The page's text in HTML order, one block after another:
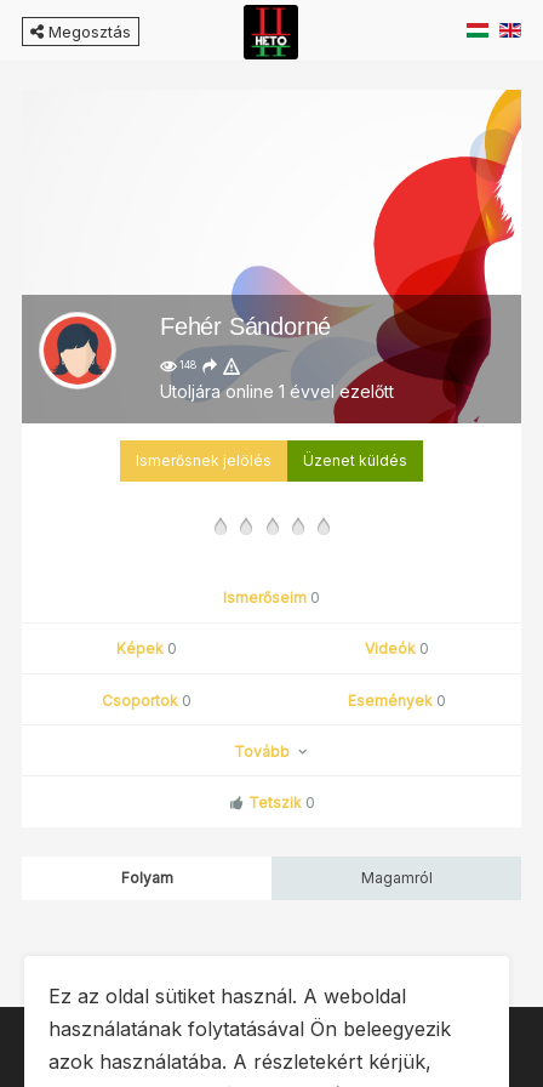
Megosztás
Fehér Sándorné
148
Utoljára online 1 évvel ezelőtt
Ismerősnek jelölés Üzenet küldés
Ismerőseim 0
Képek 0 Videók 0
Csoportok 0 Események 0
Tovább
Tetszik 0
Folyam Magamról
IMPRESSZUM ÁSZF OLDALTÉRKÉP
Ez az oldal sütiket használ. A weboldal
használatának folytatásával Ön beleegyezik
azok használatába. A részletekért kérjük,